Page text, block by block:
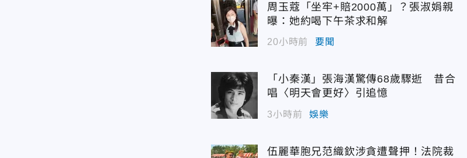
周玉蔻「坐牢+賠2000萬」？張淑娟親
曝：她約喝下午茶求和解
20小時前 要聞
「小秦漢」張海漢驚傳68歲驟逝 昔合
唱〈明天會更好〉引追憶
3小時前 娛樂
伍麗華胞兄范織欽涉貪遭聲押！法院裁